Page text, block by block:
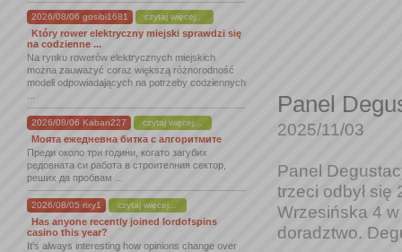
2026/08/06 gosibi1681 czytaj więcej...
Który rower elektryczny miejski sprawdzi się
na codzienne ...
Na rynku rowerów elektrycznych miejskich
można zauważyć coraz większą różnorodność
modeli odpowiadających na potrzeby codziennych
2026/08/06 Kaban227 czytaj więcej...
Моята ежедневна битка с алгоритмите
Преди около три години, когато загубих
редовната си работа в строителния сектор,
реших да пробвам ...
2026/08/05 rixy1 czytaj więcej...
Has anyone recently joined lordofspins
casino this year?
It's always interesting how opinions change over
Panel
2025/11/03
Panel
trzeci odbył
Wrzesińska 4
doradztwo.